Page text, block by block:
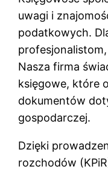
uwagi i
podatkowych.
Nasza firma
księgowe, które
dokumentów
gospodarczej.
Dzięki
rozchodów